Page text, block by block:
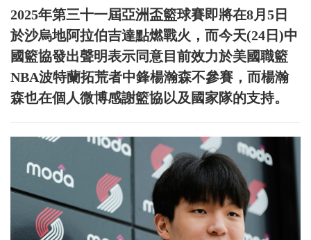
2025年第三十一屆亞洲盃籃球賽即將在8月5日
於沙烏地阿拉伯吉達點燃戰火，而今天(24日)中
國籃協發出聲明表示同意目前效力於美國職籃
NBA波特蘭拓荒者中鋒楊瀚森不參賽，而楊瀚
森也在個人微博感謝籃協以及國家隊的支持。